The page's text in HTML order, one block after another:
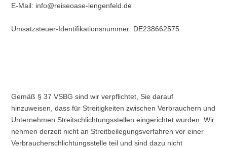
E-Mail: info@reiseoase-lengenfeld.de
Umsatzsteuer-Identifikationsnummer: DE238662575
Gemäß § 37 VSBG sind wir verpflichtet, Sie darauf
hinzuweisen, dass für Streitigkeiten zwischen Verbrauchern und
Unternehmen Streitschlichtungsstellen eingerichtet wurden. Wir
nehmen derzeit nicht an Streitbeilegungsverfahren vor einer
Verbraucherschlichtungsstelle teil und sind dazu nicht